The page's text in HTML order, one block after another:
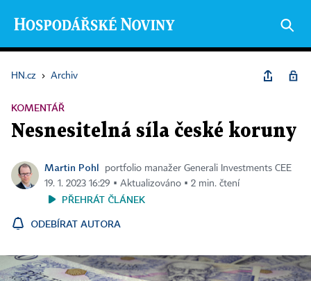
HN.cz › Archiv
KOMENTÁŘ
Nesnesitelná síla české koruny
Martin Pohl
portfolio manažer Generali Investments CEE
19. 1. 2023 16:29 ▪ Aktualizováno ▪ 2 min. čtení
PŘEHRÁT ČLÁNEK
ODEBÍRAT AUTORA